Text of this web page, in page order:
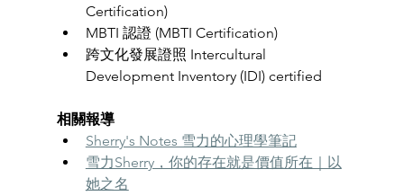
Certification)
MBTI 認證 (MBTI Certification)
跨文化發展證照 Intercultural
Development Inventory (IDI) certified
相關報導
Sherry's Notes 雪力的心理學筆記
雪力Sherry，你的存在就是價值所在｜以
她之名